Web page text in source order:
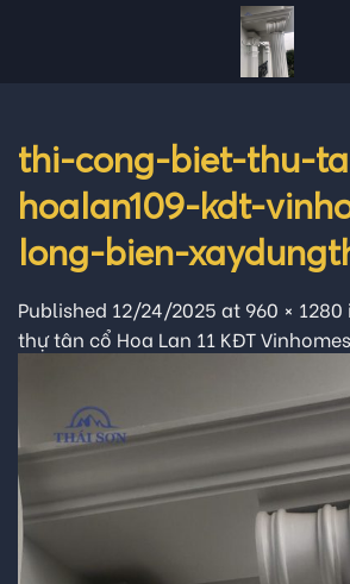
thi-cong-biet-thu-
hoalan109-kdt-
long-bien-
Published 12/24/2025 at 960 × 1280
thự tân cổ Hoa Lan 11 KĐT